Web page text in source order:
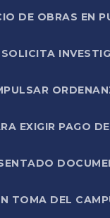
DE OBRAS EN
EXIGIR PAGO
TOMA DEL